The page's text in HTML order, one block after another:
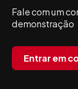
Fale com um
demonstração
Entrar em